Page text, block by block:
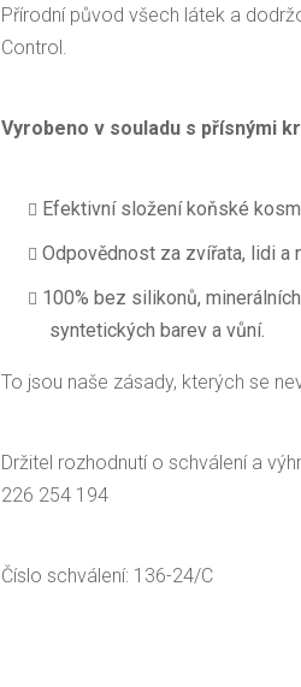
Přírodní původ všech látek a
Control.
Vyrobeno v souladu s přísnými
Efektivní složení koňské
Odpovědnost za zvířata, lidi a
100% bez silikonů,
syntetických barev a vůní.
To jsou naše zásady, kterých se
Držitel rozhodnutí o schválení a
226 254 194
Číslo schválení: 136-24/C